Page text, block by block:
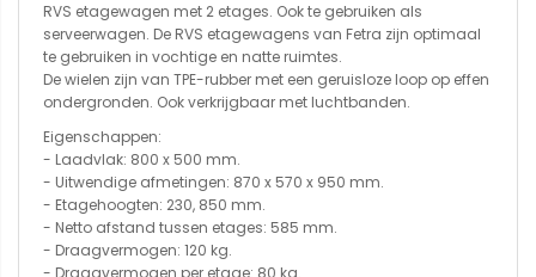
RVS etagewagen met 2 etages. Ook te gebruiken als
serveerwagen. De RVS etagewagens van Fetra zijn optimaal
te gebruiken in vochtige en natte ruimtes.
De wielen zijn van TPE-rubber met een geruisloze loop op effen
ondergronden. Ook verkrijgbaar met luchtbanden.
Eigenschappen:
- Laadvlak: 800 x 500 mm.
- Uitwendige afmetingen: 870 x 570 x 950 mm.
- Etagehoogten: 230, 850 mm.
- Netto afstand tussen etages: 585 mm.
- Draagvermogen: 120 kg.
- Draagvermogen per etage: 80 kg.